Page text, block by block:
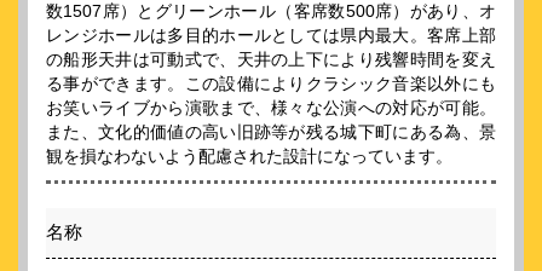
数1507席）とグリーンホール（客席数500席）があり、オ
レンジホールは多目的ホールとしては県内最大。客席上部
の船形天井は可動式で、天井の上下により残響時間を変え
る事ができます。この設備によりクラシック音楽以外にも
お笑いライブから演歌まで、様々な公演への対応が可能。
また、文化的価値の高い旧跡等が残る城下町にある為、景
観を損なわないよう配慮された設計になっています。
名称